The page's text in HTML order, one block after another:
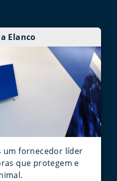
Elanco
um fornecedor líder
que protegem e